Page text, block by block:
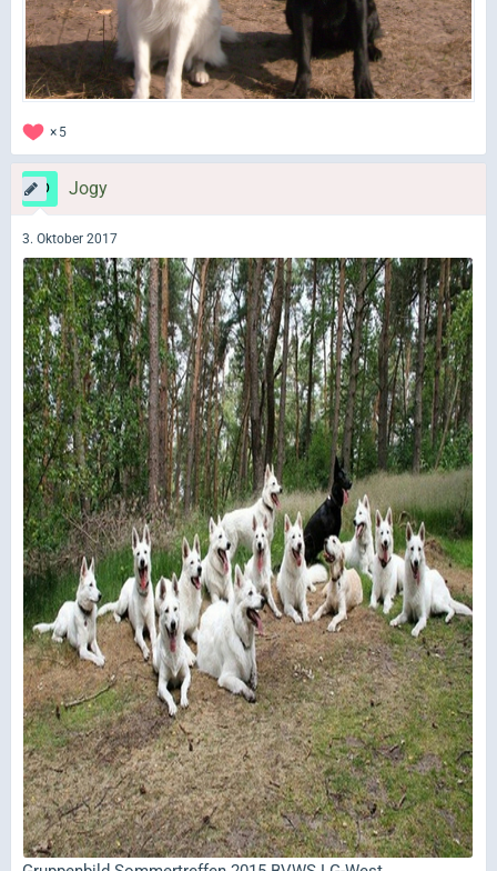
5
Jogy
3. Oktober 2017